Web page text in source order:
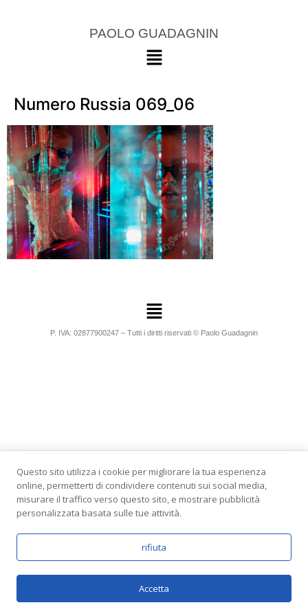
PAOLO GUADAGNIN
Numero Russia 069_06
P. IVA: 02877900247 – Tutti i diritti riservati © Paolo Guadagnin
Questo sito utilizza i cookie per migliorare la tua esperienza
online, permetterti di condividere contenuti sui social media,
misurare il traffico verso questo sito, e mostrare pubblicità
personalizzata basata sulle tue attività.
rifiuta
Accetta